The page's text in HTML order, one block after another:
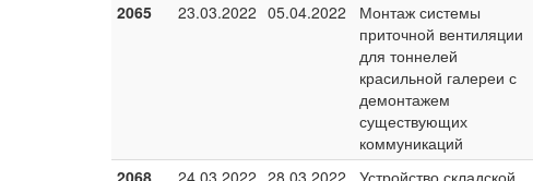
2065 23.03.2022 05.04.2022
Монтаж системы
приточной вентиляции
для тоннелей
красильной галереи с
демонтажем
существующих
коммуникаций
2068 24.03.2022 28.03.2022
Устройство складской